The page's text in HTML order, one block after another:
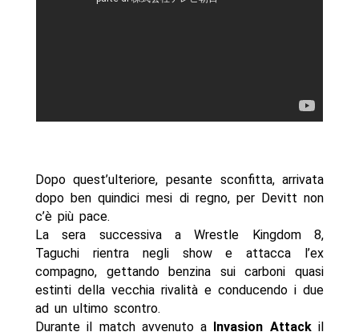
Dopo quest’ulteriore, pesante sconfitta, arrivata
dopo ben quindici mesi di regno, per Devitt non
c’è più pace.
La sera successiva a Wrestle Kingdom 8,
Taguchi rientra negli show e attacca l’ex
compagno, gettando benzina sui carboni quasi
estinti della vecchia rivalità e conducendo i due
ad un ultimo scontro.
Durante il match avvenuto a
Invasion Attackil